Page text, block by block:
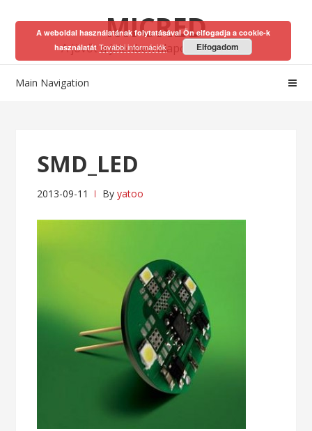
to
navigation
to
content
MICRED
A jövőt a jelenben alapozhatod meg!
Main Navigation
SMD_LED
2013-09-11 Byyatoo
A weboldal használatának folytatásával Ön elfogadja a cookie-k
használatátTovábbi információk Elfogadom